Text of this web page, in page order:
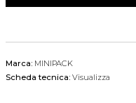
Marca: MINIPACK
Scheda tecnica: Visualizza